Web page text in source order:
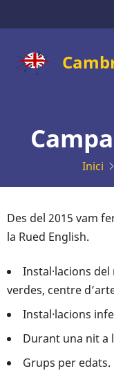
al
Inici
Des del 2015 vam
la Rued English.
Instal·lacions
verdes, centre
Instal·lacions
Durant una nit a
Grups per